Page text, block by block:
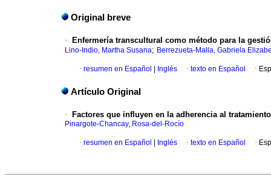
Original breve
· Enfermería transcultural como método para la
Lino-Indio, Martha Susana; Berrezueta-Malla, Gabriela
· resumen en Español Inglés · texto en Español ·
Artículo Original
· Factores que influyen en la adherencia al
Pinargote-Chancay, Rosa-del-Rocío
· resumen en Español Inglés · texto en Español ·